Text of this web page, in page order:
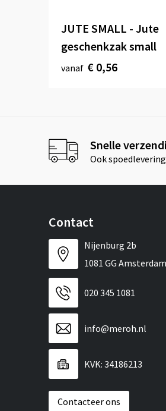
JUTE SMALL - Jute
geschenkzak small
vanaf € 0,56
Snelle
Ook
Contact
Nijenburg 2b
1081 GG Amsterdam
020 345 1081
info@meroh.nl
KVK: 34186213
Contacteer ons